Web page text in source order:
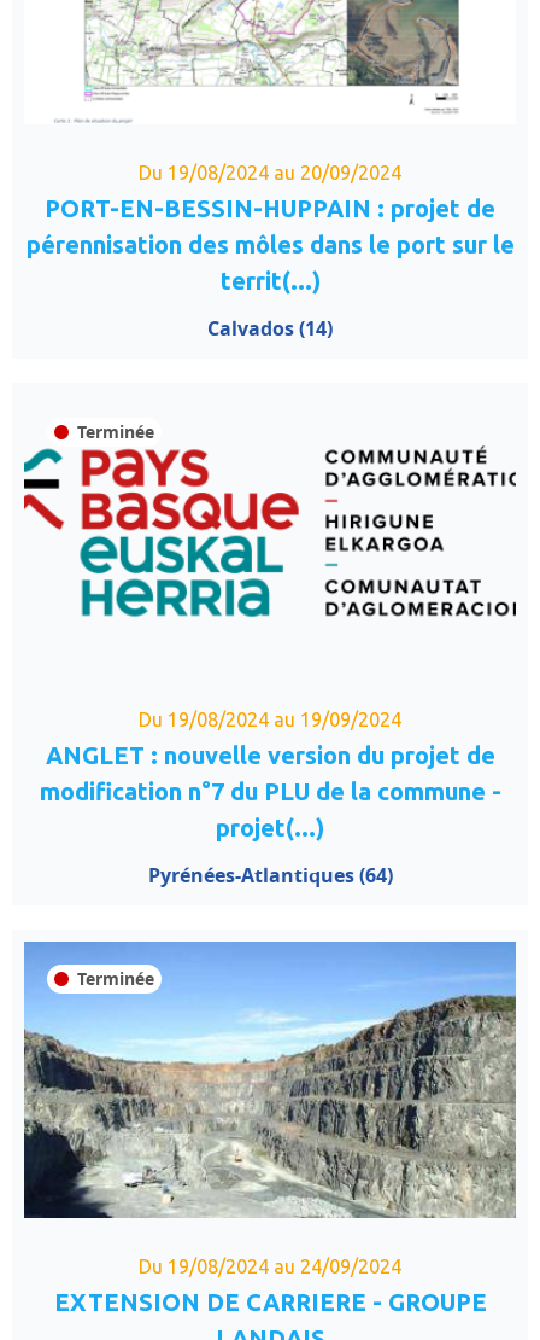
Du 19/08/2024 au 20/09/2024
PORT-EN-BESSIN-HUPPAIN : projet de
pérennisation des môles dans le port sur le
territ(...)
Calvados (14)
Terminée
Du 19/08/2024 au 19/09/2024
ANGLET : nouvelle version du projet de
modification n°7 du PLU de la commune -
projet(...)
Pyrénées-Atlantiques (64)
Terminée
Du 19/08/2024 au 24/09/2024
EXTENSION DE CARRIERE - GROUPE